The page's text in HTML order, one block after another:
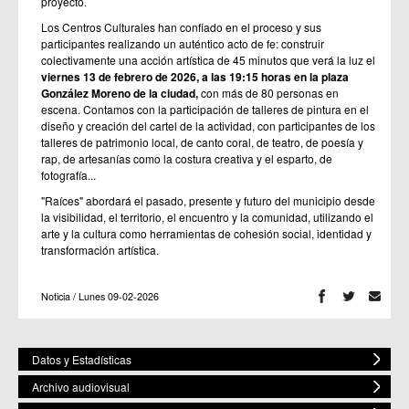
Los Centros Culturales han confiado en el proceso y sus
participantes realizando un auténtico acto de fe: construir
colectivamente una acción artística de 45 minutos que verá la luz el
viernes 13 de febrero de 2026, a las 19:15 horas en la plaza
González Moreno de la ciudad,con más de 80 personas en
escena. Contamos con la participación de talleres de pintura en el
diseño y creación del cartel de la actividad, con participantes de los
talleres de patrimonio local, de canto coral, de teatro, de poesía y
rap, de artesanías como la costura creativa y el esparto, de
fotografía...
"Raíces" abordará el pasado, presente y futuro del municipio desde
la visibilidad, el territorio, el encuentro y la comunidad, utilizando el
arte y la cultura como herramientas de cohesión social, identidad y
transformación artística.
Noticia / Lunes 09-02-2026
Datos y Estadísticas
Archivo audiovisual